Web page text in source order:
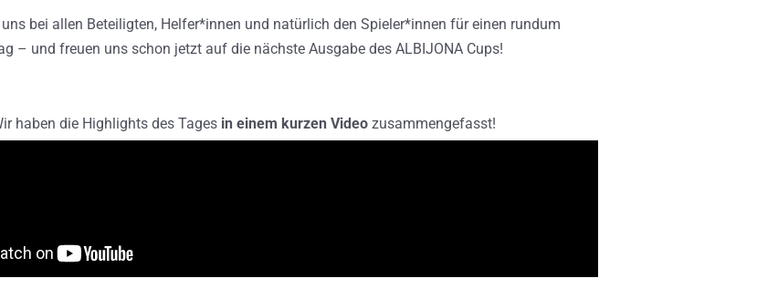
bei allen Beteiligten, Helfer*innen und natürlich den Spieler*innen für einen rundum
– und freuen uns schon jetzt auf die nächste Ausgabe des ALBIJONA Cups!
haben die Highlights des Tages in einem kurzen Videozusammengefasst!